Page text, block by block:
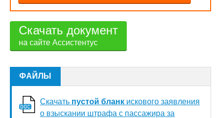
Скачать документ
на сайте Ассистентус
ФАЙЛЫ
Скачать пустой бланк искового заявления
о взыскании штрафа с пассажира за